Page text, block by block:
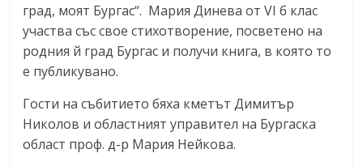
град, моят Бургас“. Мария Динева от VІ б клас
участва със свое стихотворение, посветено на
родния й град Бургас и получи книга, в която то
е публикувано.
Гости на събитието бяха кметът Димитър
Николов и областният управител на Бургаска
област проф. д-р Мария Нейкова.